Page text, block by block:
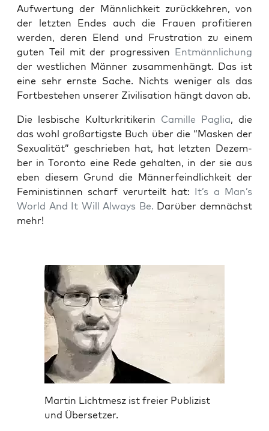
Auf­wer­tung der Männ­lich­keit zurück­keh­ren, von
der letz­ten Endes auch die Frau­en pro­fi­tie­ren
wer­den, deren Elend und Frus­tra­ti­on zu einem
guten Teil mit der pro­gres­si­ven Ent­männ­li­chung
der west­li­chen Män­ner zusam­men­hängt. Das ist
eine sehr erns­te Sache. Nichts weni­ger als das
Fort­be­stehen unse­rer Zivi­li­sa­ti­on hängt davon ab.
Die les­bi­sche Kul­tur­kri­ti­ke­rin Camil­le Paglia, die
das wohl groß­ar­tigs­te Buch über die “Mas­ken der
Sexua­li­tät” geschrie­ben hat, hat letz­ten Dezem­
ber in Toron­to eine Rede gehal­ten, in der sie aus
eben die­sem Grund die Män­ner­feind­lich­keit der
Femi­nis­tin­nen scharf ver­ur­teilt hat: It’s a Man’s
World And It Will Always Be. Dar­über dem­nächst
mehr!
Martin Lichtmesz ist freier Publizist
und Übersetzer.